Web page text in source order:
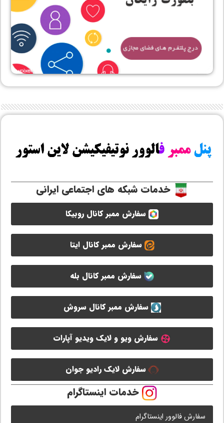
خدمات شبکه های اجتماعی ایرانی
سفارش ممبر کانال روبیکا
سفارش ممبر کانال ایتا
سفارش ممبر کانال بله
سفارش ممبر کانال سروش
سفارش ویو و لایک ویدیو آپارات
سفارش لایک رادیو جوان
خدمات اینستاگرام
سفارش فالوور اینستاگرام